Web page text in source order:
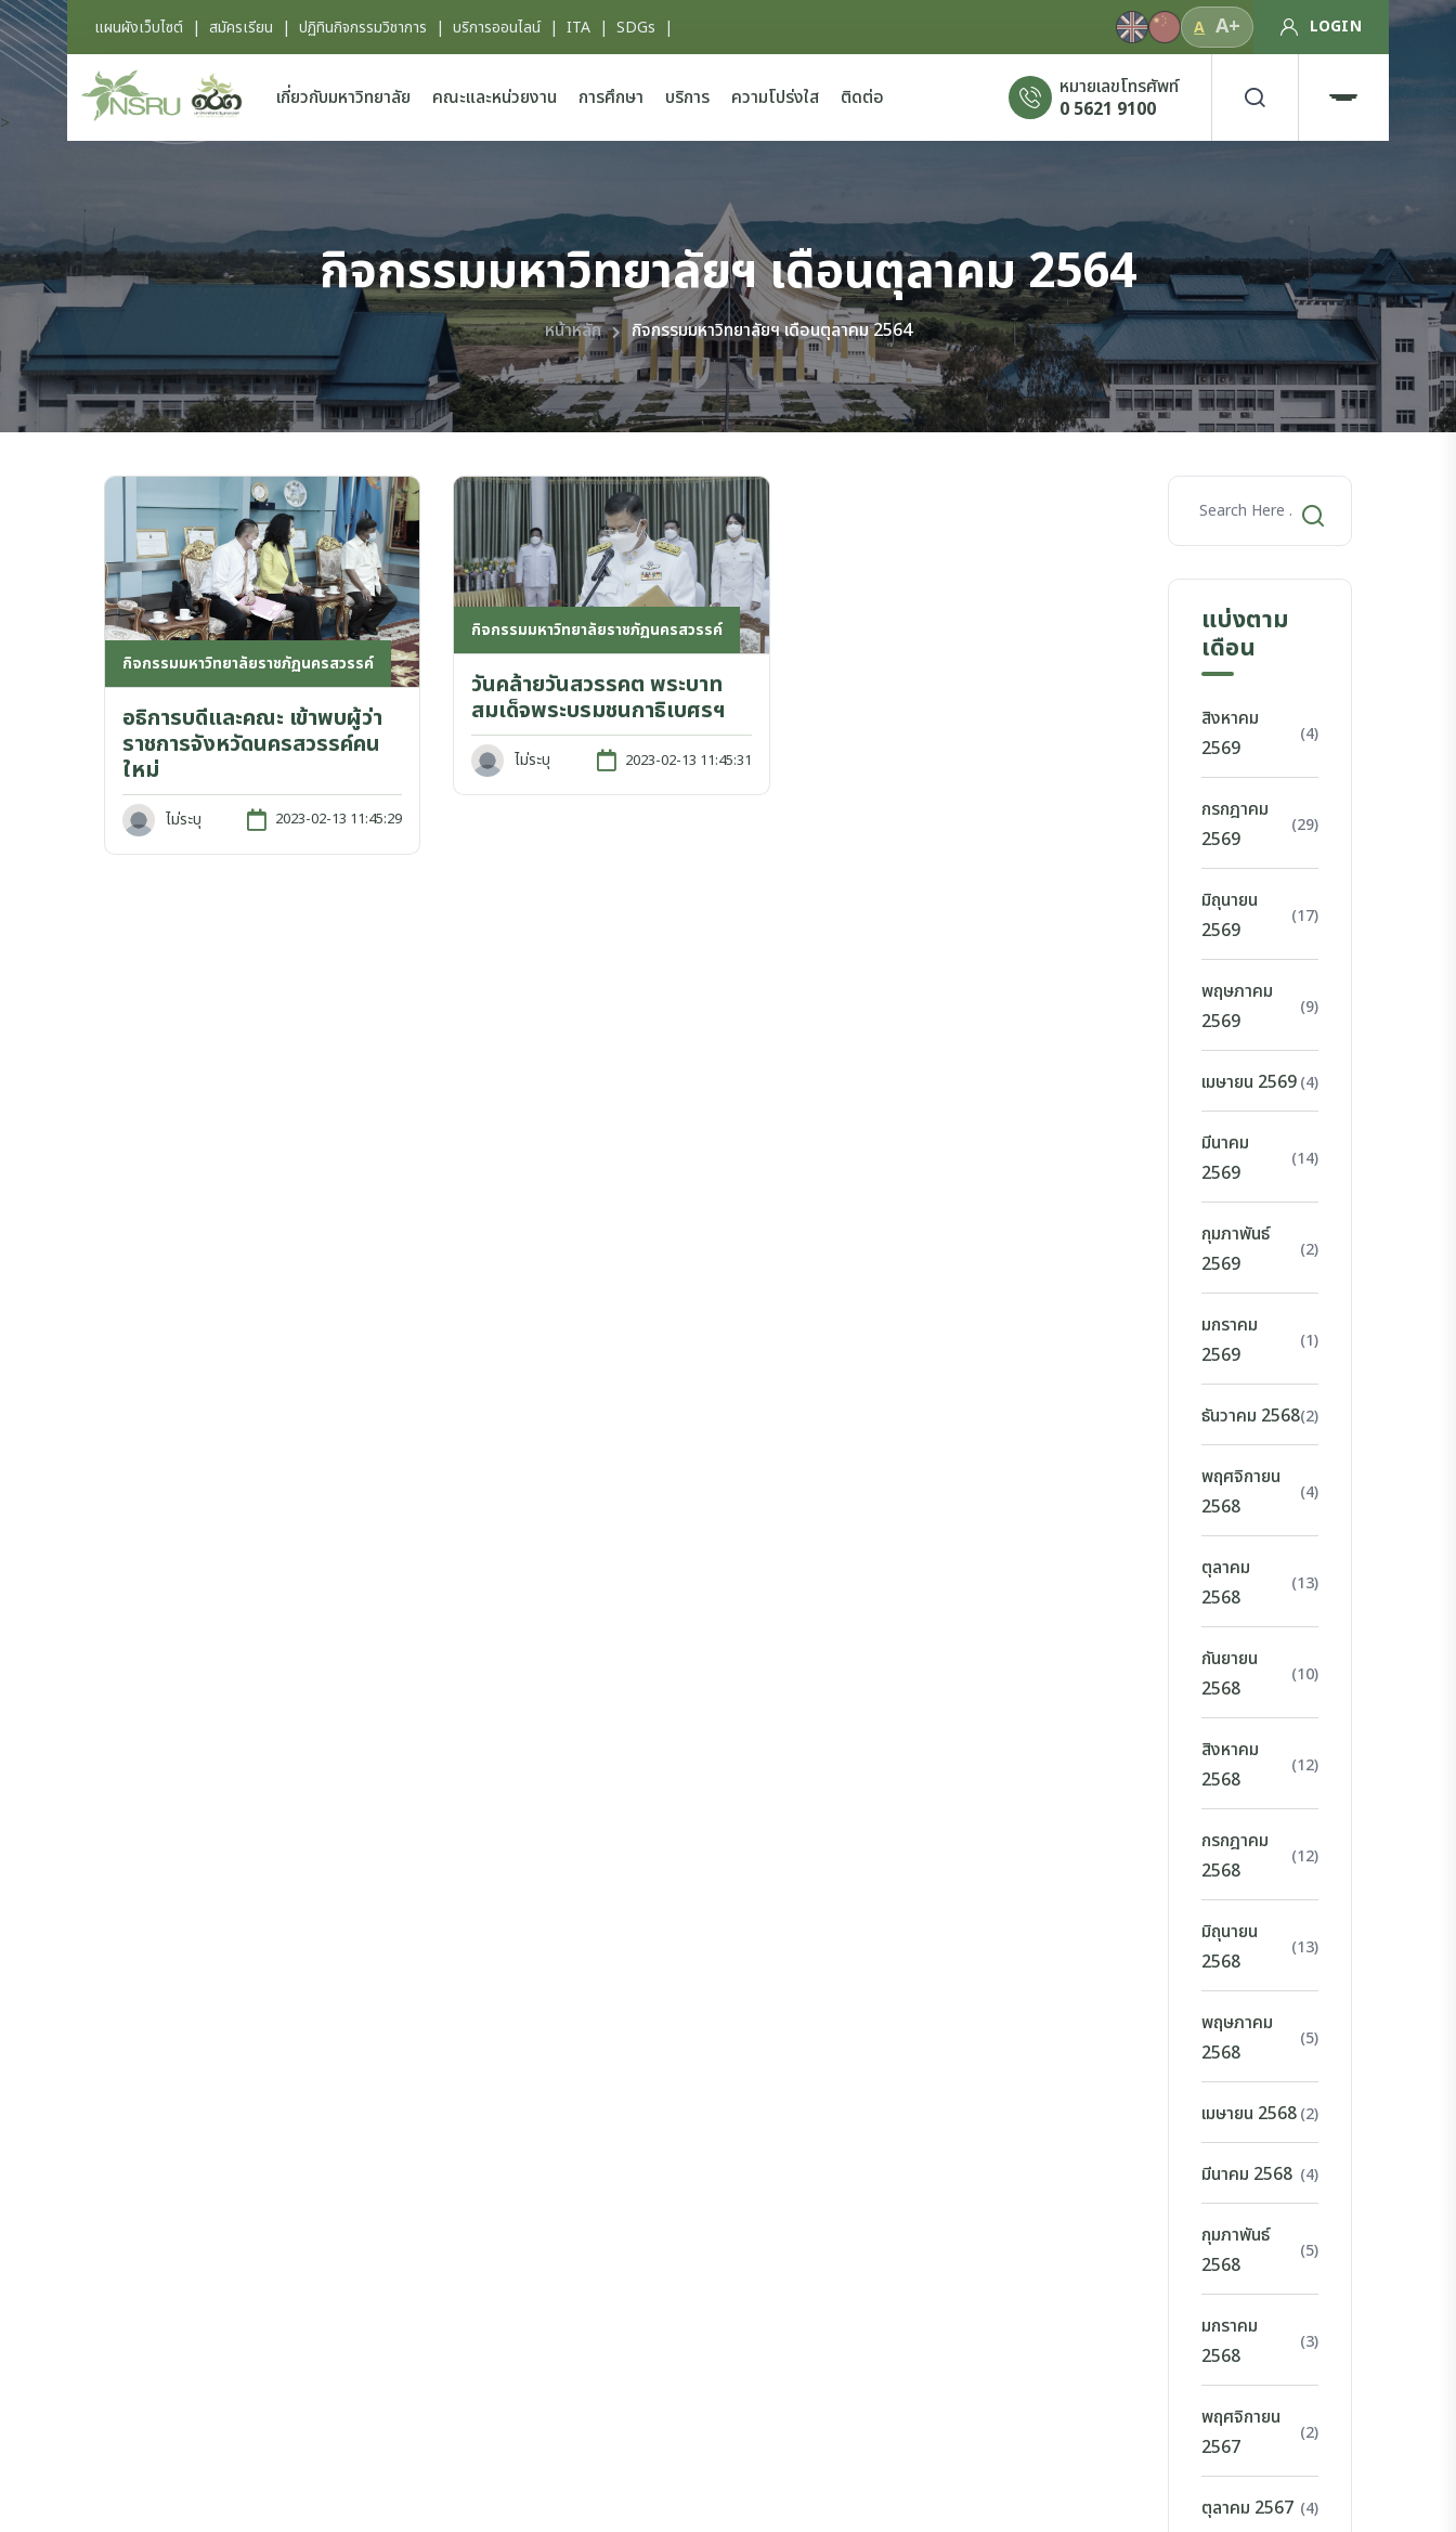
แผนผังเว็บไซต์ | สมัครเรียน | ปฏิทินกิจกรรมวิชาการ | บริการออนไลน์| ITA | SDGs | A A+ LOGIN
เกี่ยวกับมหาวิทยาลัย คณะและหน่วยงาน การศึกษา บริการ ความโปร่งใส ติดต่อ
หมายเลขโทรศัพท์
0 5621 9100
>
กิจกรรมมหาวิทยาลัยฯ เดือนตุลาคม 2564
หน้าหลัก กิจกรรมมหาวิทยาลัยฯ เดือนตุลาคม 2564
กิจกรรมมหาวิทยาลัยราชภัฏนครสวรรค์
อธิการบดีและคณะ เข้าพบผู้ว่า
ราชการจังหวัดนครสวรรค์คน
ใหม่
ไม่ระบุ 2023-02-13 11:45:29
กิจกรรมมหาวิทยาลัยราชภัฏนครสวรรค์
วันคล้ายวันสวรรคต พระบาท
สมเด็จพระบรมชนกาธิเบศรฯ
ไม่ระบุ 2023-02-13 11:45:31
แบ่งตาม
เดือน
สิงหาคม
2569
(4)
กรกฎาคม
2569
(29)
มิถุนายน
2569
(17)
พฤษภาคม
2569
(9)
เมษายน 2569(4)
มีนาคม
2569
(14)
กุมภาพันธ์
2569
(2)
มกราคม
2569
(1)
ธันวาคม 2568(2)
พฤศจิกายน
2568
(4)
ตุลาคม
2568
(13)
กันยายน
2568
(10)
สิงหาคม
2568
(12)
กรกฎาคม
2568
(12)
มิถุนายน
2568
(13)
พฤษภาคม
2568
(5)
เมษายน 2568(2)
มีนาคม 2568 (4)
กุมภาพันธ์
2568
(5)
มกราคม
2568
(3)
พฤศจิกายน
2567
(2)
ตุลาคม 2567 (4)